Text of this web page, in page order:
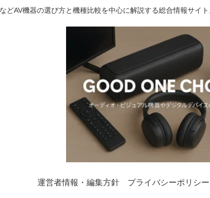
どAV機器の選び方と機種比較を中心に解説する総合情報サイ
運営者情報・編集方針 プライバシーポリシー